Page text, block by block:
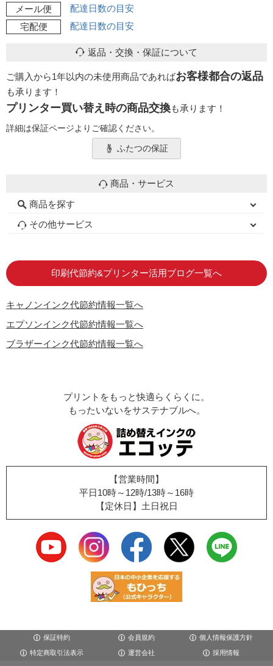
メール便
配達日数の目安
宅配便
配達日数の目安
返品・交換・保証について
ご購入から1年以内の未使用商品であればお客様都合の返品
も承ります！
プリンター買い替え時の商品交換も承ります！
詳細は保証ページよりご確認ください。
ふたつの保証
商品・サービス
商品を探す
初心者用セット
キャノンインク
エプソンインク
ブラザーインク
詰め替えインク
互換インクボトル
互換インクカートリッジ
再生インクカートリッジ
トナーカートリッジ
その他サービス
印刷代節約&プリンター活用ブログ一覧へ
キャノンインク代節約情報一覧へ
エプソンインク代節約情報一覧へ
ブラザーインク代節約情報一覧へ
プリントをもっと快適らくらくに。
もったいないをサステナブルへ。
【営業時間】
平日10時～12時/13時～16時
【定休日】土日祝日
保証特約 会員規約 個人情報保護方針
特定商取引法表示 運営会社 採用情報